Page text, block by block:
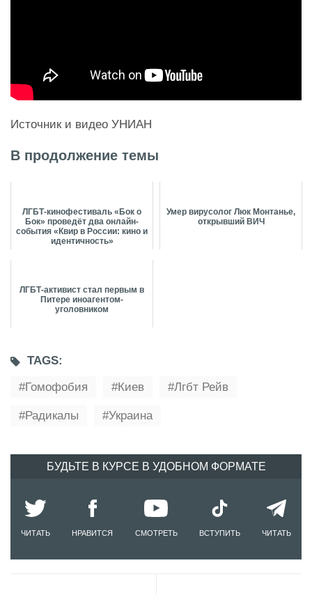
Источник и видео УНИАН
В продолжение темы
ЛГБТ-кинофестиваль «Бок о
Бок» проведёт два онлайн-
события «Квир в России: кино и
идентичность»
Умер вирусолог Люк Монтанье,
открывший ВИЧ
ЛГБТ-активист стал первым в
Питере иноагентом-
уголовником
TAGS:
Гомофобия
Киев Лгбт Рейв
Радикалы Украина
БУДЬТЕ В КУРСЕ В УДОБНОМ ФОРМАТЕ
ЧИТАТЬ НРАВИТСЯ СМОТРЕТЬ ВСТУПИТЬ ЧИТАТЬ